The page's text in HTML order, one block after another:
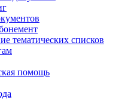
тематических списков
помощь